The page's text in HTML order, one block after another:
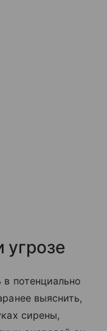
угрозе
потенциально
выяснить,
сирены,